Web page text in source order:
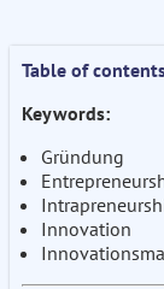
Table of
Keywords:
Gründung
Innovation